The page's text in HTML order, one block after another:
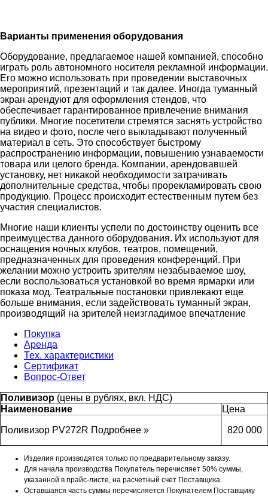
Варианты применения оборудования
Оборудование, предлагаемое нашей компанией, способно
играть роль автономного носителя рекламной информации.
Его можно использовать при проведении выставочных
мероприятий, презентаций и так далее. Иногда туманный
экран арендуют для оформления стендов, что
обеспечивает гарантированное привлечение внимания
публики. Многие посетители стремятся заснять устройство
на видео и фото, после чего выкладывают полученный
материал в сеть. Это способствует быстрому
распространению информации, повышению узнаваемости
товара или целого бренда. Компании, арендовавшей
установку, нет никакой необходимости затрачивать
дополнительные средства, чтобы прорекламировать свою
продукцию. Процесс происходит естественным путем без
участия специалистов.
Многие наши клиенты успели по достоинству оценить все
преимущества данного оборудования. Их используют для
оснащения ночных клубов, театров, помещений,
предназначенных для проведения конференций. При
желании можно устроить зрителям незабываемое шоу,
если воспользоваться установкой во время ярмарки или
показа мод. Театральные постановки привлекают еще
больше внимания, если задействовать туманный экран,
производящий на зрителей неизгладимое впечатление
Покупка
Аренда
Тех. характеристики
Сертификат
Вопрос-Ответ
Поливизор (цены в рублях, вкл. НДС)
Наименование
Цена
Поливизор PV272R Подробнее » 820 000
Изделия производятся только по предварительному заказу.
Для начала производства Покупатель перечисляет 50% суммы,
указанной в прайс-листе, на расчетный счет Поставщика.
Оставшаяся часть суммы перечисляется Покупателем Поставщику